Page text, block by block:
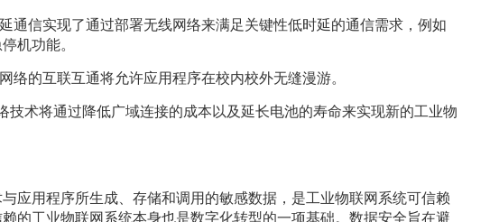
延通信实现了通过部署无线网络来满足关键性低时延的通信需求，例如
机功能。
络的互联互通将允许应用程序在校内校外无缝漫游。
技术将通过降低广域连接的成本以及延长电池的寿命来实现新的工业物
应用程序所生成、存储和调用的敏感数据，是工业物联网系统可信赖
的工业物联网系统本身也是数字化转型的一项基础。数据安全旨在避